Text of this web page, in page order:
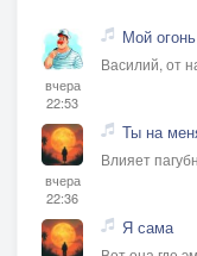
вчера
22:53
Мой
Василий, от
вчера
22:36
Ты на
Влияет
Я сама